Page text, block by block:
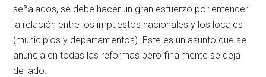
señalados, se debe hacer un gran esfuerzo por entender
la relación entre los impuestos nacionales y los locales
(municipios y departamentos). Este es un asunto que se
anuncia en todas las reformas pero finalmente se deja
de lado.